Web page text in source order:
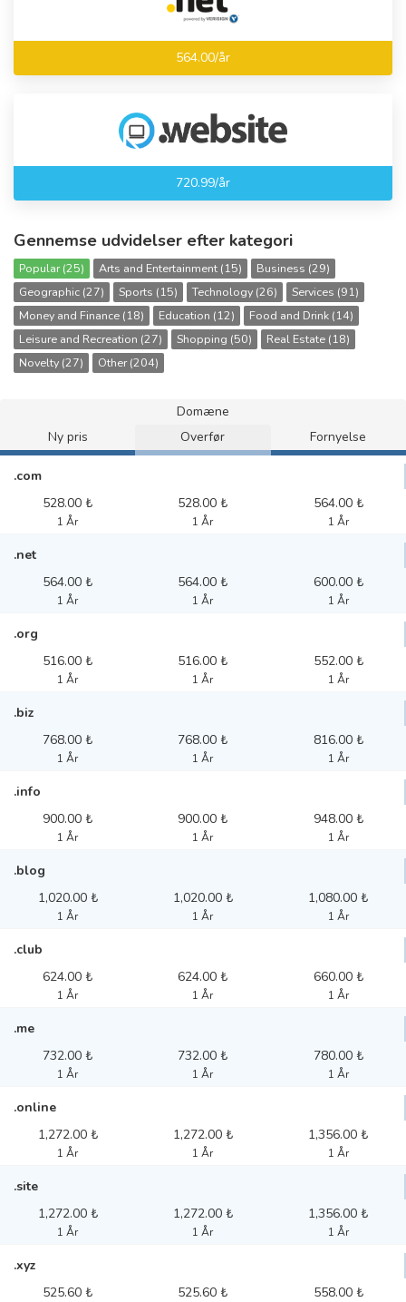
564.00/år
720.99/år
Gennemse udvidelser efter kategori
Popular (25) Arts and Entertainment (15)
Business (29)
Geographic (27)
Sports (15) Technology (26)
Services (91)
Money and Finance (18)
Education (12)
Food and Drink (14)
Leisure and Recreation (27)
Shopping (50)
Real Estate (18)
Novelty (27)
Other (204)
Domæne
Ny pris
Overfør Fornyelse
.com
528.00 ₺
1 År
528.00 ₺
1 År
564.00 ₺
1 År
.net
564.00 ₺
1 År
564.00 ₺
1 År
600.00 ₺
1 År
.org
516.00 ₺
1 År
516.00 ₺
1 År
552.00 ₺
1 År
.biz
768.00 ₺
1 År
768.00 ₺
1 År
816.00 ₺
1 År
.info
900.00 ₺
1 År
900.00 ₺
1 År
948.00 ₺
1 År
.blog
1,020.00 ₺
1 År
1,020.00 ₺
1 År
1,080.00 ₺
1 År
.club
624.00 ₺
1 År
624.00 ₺
1 År
660.00 ₺
1 År
.me
732.00 ₺
1 År
732.00 ₺
1 År
780.00 ₺
1 År
.online
1,272.00 ₺
1 År
1,272.00 ₺
1 År
1,356.00 ₺
1 År
.site
1,272.00 ₺
1 År
1,272.00 ₺
1 År
1,356.00 ₺
1 År
.xyz
525.60 ₺
525.60 ₺ 558.00 ₺